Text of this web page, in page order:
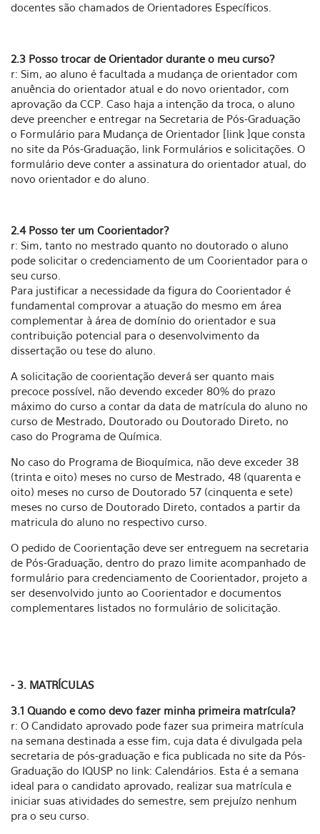
docentes são chamados de Orientadores Específicos.
2.3 Posso trocar de Orientador durante o meu curso?
r: Sim, ao aluno é facultada a mudança de orientador com
anuência do orientador atual e do novo orientador, com
aprovação da CCP. Caso haja a intenção da troca, o aluno
deve preencher e entregar na Secretaria de Pós-Graduação
o Formulário para Mudança de Orientador [link ]que consta
no site da Pós-Graduação, link Formulários e solicitações. O
formulário deve conter a assinatura do orientador atual, do
novo orientador e do aluno.
2.4 Posso ter um Coorientador?
r: Sim, tanto no mestrado quanto no doutorado o aluno
pode solicitar o credenciamento de um Coorientador para o
seu curso.
Para justificar a necessidade da figura do Coorientador é
fundamental comprovar a atuação do mesmo em área
complementar à área de domínio do orientador e sua
contribuição potencial para o desenvolvimento da
dissertação ou tese do aluno.
A solicitação de coorientação deverá ser quanto mais
precoce possível, não devendo exceder 80% do prazo
máximo do curso a contar da data de matrícula do aluno no
curso de Mestrado, Doutorado ou Doutorado Direto, no
caso do Programa de Química.
No caso do Programa de Bioquímica, não deve exceder 38
(trinta e oito) meses no curso de Mestrado, 48 (quarenta e
oito) meses no curso de Doutorado 57 (cinquenta e sete)
meses no curso de Doutorado Direto, contados a partir da
matricula do aluno no respectivo curso.
O pedido de Coorientação deve ser entreguem na secretaria
de Pós-Graduação, dentro do prazo limite acompanhado de
formulário para credenciamento de Coorientador, projeto a
ser desenvolvido junto ao Coorientador e documentos
complementares listados no formulário de solicitação.
- 3. MATRÍCULAS
3.1 Quando e como devo fazer minha primeira matrícula?
r: O Candidato aprovado pode fazer sua primeira matrícula
na semana destinada a esse fim, cuja data é divulgada pela
secretaria de pós-graduação e fica publicada no site da Pós-
Graduação do IQUSP no link: Calendários. Esta é a semana
ideal para o candidato aprovado, realizar sua matrícula e
iniciar suas atividades do semestre, sem prejuízo nenhum
pra o seu curso.